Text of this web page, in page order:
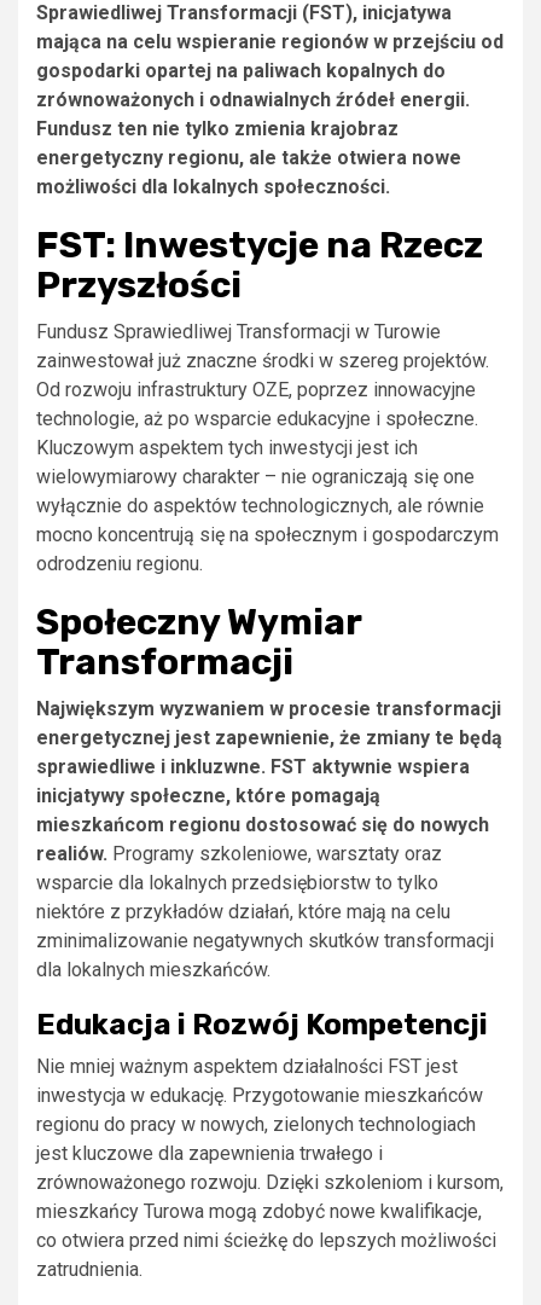
Sprawiedliwej Transformacji (FST), inicjatywa
mająca na celu wspieranie regionów w przejściu od
gospodarki opartej na paliwach kopalnych do
zrównoważonych i odnawialnych źródeł energii.
Fundusz ten nie tylko zmienia krajobraz
energetyczny regionu, ale także otwiera nowe
możliwości dla lokalnych społeczności.
FST: Inwestycje na Rzecz
Przyszłości
Fundusz Sprawiedliwej Transformacji w Turowie
zainwestował już znaczne środki w szereg projektów.
Od rozwoju infrastruktury OZE, poprzez innowacyjne
technologie, aż po wsparcie edukacyjne i społeczne.
Kluczowym aspektem tych inwestycji jest ich
wielowymiarowy charakter – nie ograniczają się one
wyłącznie do aspektów technologicznych, ale równie
mocno koncentrują się na społecznym i gospodarczym
odrodzeniu regionu.
Społeczny Wymiar
Transformacji
Największym wyzwaniem w procesie transformacji
energetycznej jest zapewnienie, że zmiany te będą
sprawiedliwe i inkluzwne. FST aktywnie wspiera
inicjatywy społeczne, które pomagają
mieszkańcom regionu dostosować się do nowych
realiów. Programy szkoleniowe, warsztaty oraz
wsparcie dla lokalnych przedsiębiorstw to tylko
niektóre z przykładów działań, które mają na celu
zminimalizowanie negatywnych skutków transformacji
dla lokalnych mieszkańców.
Edukacja i Rozwój Kompetencji
Nie mniej ważnym aspektem działalności FST jest
inwestycja w edukację. Przygotowanie mieszkańców
regionu do pracy w nowych, zielonych technologiach
jest kluczowe dla zapewnienia trwałego i
zrównoważonego rozwoju. Dzięki szkoleniom i kursom,
mieszkańcy Turowa mogą zdobyć nowe kwalifikacje,
co otwiera przed nimi ścieżkę do lepszych możliwości
zatrudnienia.